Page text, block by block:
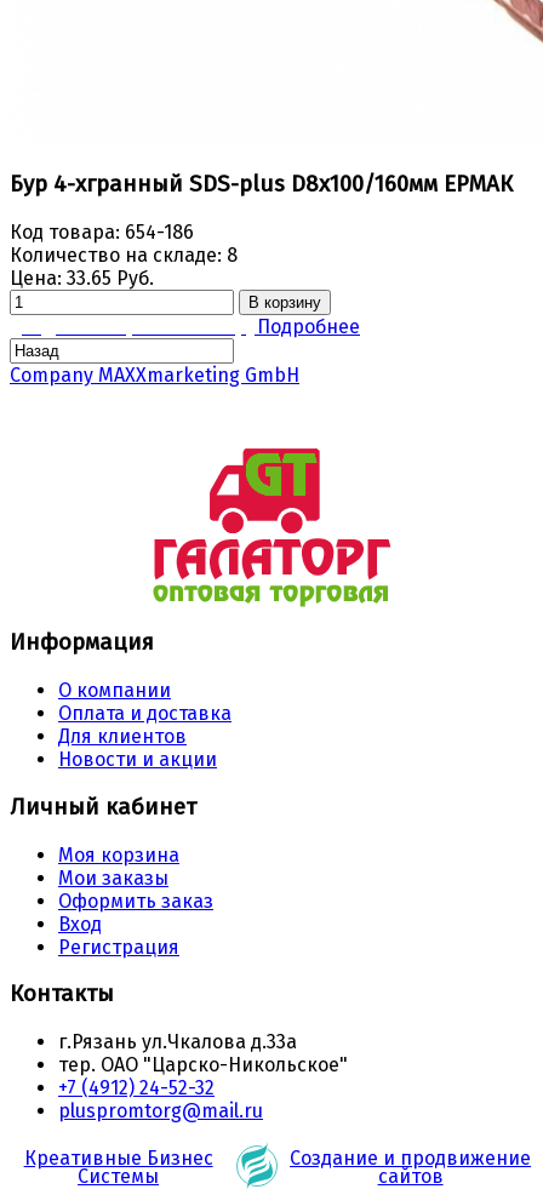
Бур 4-хгранный SDS-plus D8х100/160мм ЕРМАК
Код товара: 654-186
Количество на складе: 8
Цена: 33.65 Руб.
В корзину
Подробнее
Company MAXXmarketing GmbH
Информация
О компании
Оплата и доставка
Для клиентов
Новости и акции
Личный кабинет
Моя корзина
Мои заказы
Оформить заказ
Вход
Регистрация
Контакты
г.Рязань ул.Чкалова д.33а
тер. ОАО "Царско-Никольское"
+7 (4912) 24-52-32
pluspromtorg@mail.ru
Креативные Бизнес
Системы
Создание и продвижение
сайтов